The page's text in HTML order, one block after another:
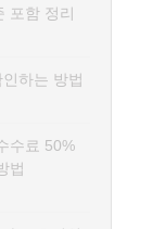
포함 정리
하는 방법
수료 50%
법